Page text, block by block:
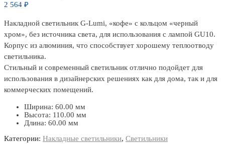
2 564 ₽
Накладной светильник G-Lumi, «кофе» с кольцом «черный
хром», без источника света, для использования с лампой GU10.
Корпус из алюминия, что способствует хорошему теплоотводу
светильника.
Стильный и современный светильник отлично подойдет для
использования в дизайнерских решениях как для дома, так и для
коммерческих помещений.
Ширина: 60.00 мм
Высота: 110.00 мм
Длина: 60.00 мм
Категории: Накладные светильники, Светильники